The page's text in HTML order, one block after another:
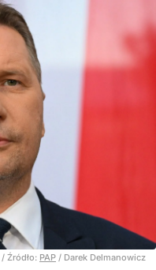
/ Źródło: PAP / Darek Delmanowicz